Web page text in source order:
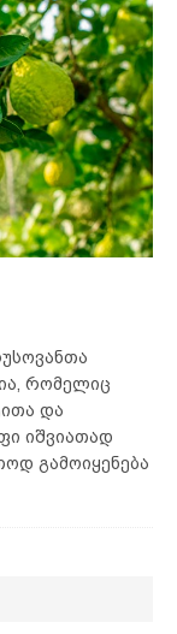
რომელიც
და
იშვიათად
გამოიყენება